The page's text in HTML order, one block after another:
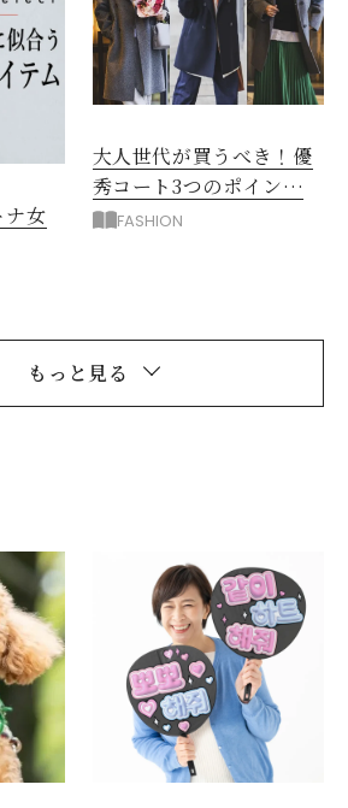
ナ女
大人世代が買うべき！優
秀コート3つのポイント
は？FASHION
もっと見る